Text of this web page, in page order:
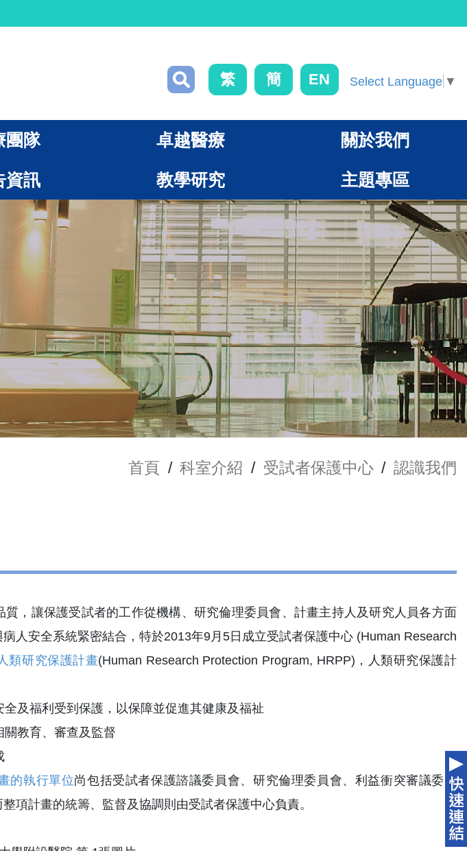
繁 簡 EN Select Language ▼
團隊 卓越醫療 關於我們
資訊 教學研究 主題專區
首頁 / 科室介紹 / 受試者保護中心 / 認識我們
，讓保護受試者的工作從機構、研究倫理委員會、計畫主持人及研究人員各方面
人安全系統緊密結合，特於2013年9月5日成立受試者保護中心 (Human Research
人類研究保護計畫(Human Research Protection Program, HRPP)，人類研究保護計
及福利受到保護，以保障並促進其健康及福祉
教育、審查及監督
的執行單位尚包括受試者保護諮議委員會、研究倫理委員會、利益衝突審議委員
項計畫的統籌、監督及協調則由受試者保護中心負責。